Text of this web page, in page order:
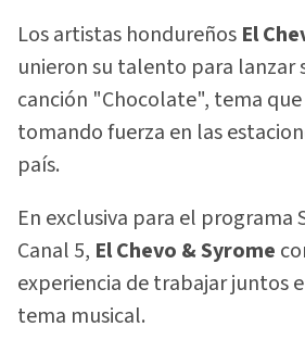
Los artistas hondureños El
unieron su talento para lanzar
canción "Chocolate", tema
tomando fuerza en las
país.
En exclusiva para el programa
Canal 5, El Chevo & Syrome
experiencia de trabajar juntos
tema musical.